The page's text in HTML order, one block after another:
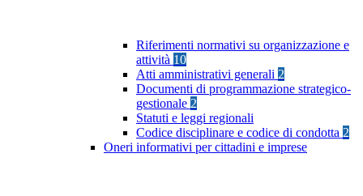
Riferimenti normativi su organizzazione e
attività 10
Atti amministrativi generali 2
Documenti di programmazione strategico-
gestionale 2
Statuti e leggi regionali
Codice disciplinare e codice di condotta 2
Oneri informativi per cittadini e imprese